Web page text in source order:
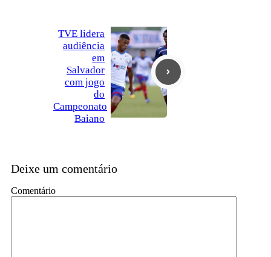
TVE lidera
audiência
em
Salvador
com jogo
do
Campeonato
Baiano
Deixe um comentário
Comentário